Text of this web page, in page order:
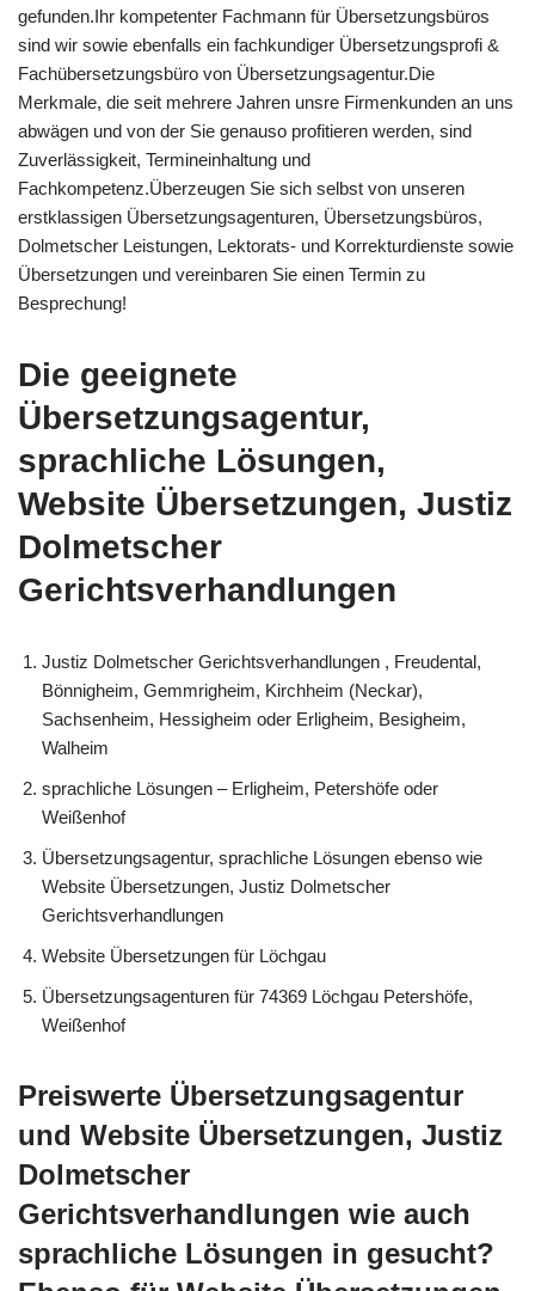
gefunden.Ihr kompetenter Fachmann für Übersetzungsbüros
sind wir sowie ebenfalls ein fachkundiger Übersetzungsprofi &
Fachübersetzungsbüro von Übersetzungsagentur.Die
Merkmale, die seit mehrere Jahren unsre Firmenkunden an uns
abwägen und von der Sie genauso profitieren werden, sind
Zuverlässigkeit, Termineinhaltung und
Fachkompetenz.Überzeugen Sie sich selbst von unseren
erstklassigen Übersetzungsagenturen, Übersetzungsbüros,
Dolmetscher Leistungen, Lektorats- und Korrekturdienste sowie
Übersetzungen und vereinbaren Sie einen Termin zu
Besprechung!
Die geeignete
Übersetzungsagentur,
sprachliche Lösungen,
Website Übersetzungen, Justiz
Dolmetscher
Gerichtsverhandlungen
Justiz Dolmetscher Gerichtsverhandlungen , Freudental,
Bönnigheim, Gemmrigheim, Kirchheim (Neckar),
Sachsenheim, Hessigheim oder Erligheim, Besigheim,
Walheim
sprachliche Lösungen – Erligheim, Petershöfe oder
Weißenhof
Übersetzungsagentur, sprachliche Lösungen ebenso wie
Website Übersetzungen, Justiz Dolmetscher
Gerichtsverhandlungen
Website Übersetzungen für Löchgau
Übersetzungsagenturen für 74369 Löchgau Petershöfe,
Weißenhof
Preiswerte Übersetzungsagentur
und Website Übersetzungen, Justiz
Dolmetscher
Gerichtsverhandlungen wie auch
sprachliche Lösungen in gesucht?